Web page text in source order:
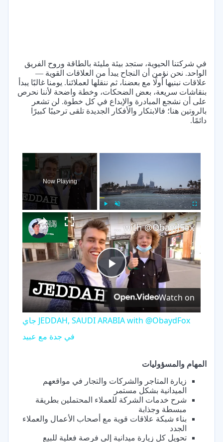
في شركتنا الحيوية، ستجد بيئة مليئة بالطاقة وروح الفريق
الواحد. نحن نؤمن أن النجاح يبدأ من العلاقات القوية —
علاقات نبنيها أولًا مع بعضنا، ثم ننقلها لعملائنا. يومنا غالبًا يبدأ
بنقاشات سريعة، بعض الضحكات، وخطة واضحة لأننا نحرص
على أن نشجع المبادرة والإبداع في كل خطوة. لن تشعر
بالروتين هنا؛ فالابتكار والأفكار الجديدة تلقى ترحيبًا كبيرًا
دائمًا.
Unmute Fullscreen
Now Playing
×
Play
Video
JEDDAH, SAUDI ARABIA with @ObaydFox جاي في جدة مع عبيد
Watch on
JEDDAH, SAUDI ARABIA with @ObaydFox جاي
في جدة مع عبيد
المهام والمسؤوليات
زيارة المتاجر والشركات والتجار في مواقعهم
الميدانية بشكل مستمر
شرح خدمات الشركة للعملاء المحتملين بطريقة
مبسطة وجذابة
بناء شبكة علاقات قوية مع أصحاب الأعمال والعملاء
الجدد
تحويل كل زيارة ميدانية إلى فرصة فعلية للبيع